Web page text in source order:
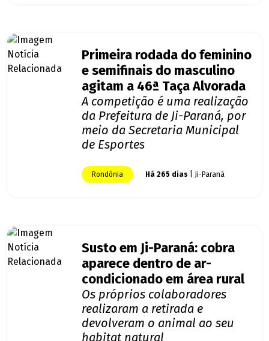
Primeira rodada do feminino
e semifinais do masculino
agitam a 46ª Taça Alvorada
A competição é uma realização
da Prefeitura de Ji-Paraná, por
meio da Secretaria Municipal
de Esportes
Rondônia Há 265 dias | Ji-Paraná
Susto em Ji-Paraná: cobra
aparece dentro de ar-
condicionado em área rural
Os próprios colaboradores
realizaram a retirada e
devolveram o animal ao seu
habitat natural